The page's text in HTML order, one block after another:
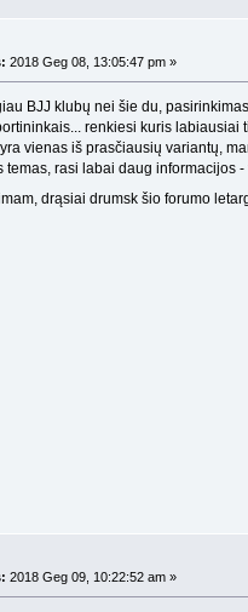
2018 Geg 08, 13:05:47 pm »
BJJ klubų nei šie du,
renkiesi kuris
vienas iš prasčiausių variantų,
temas, rasi labai daug
drąsiai drumsk šio forumo
2018 Geg 09, 10:22:52 am »